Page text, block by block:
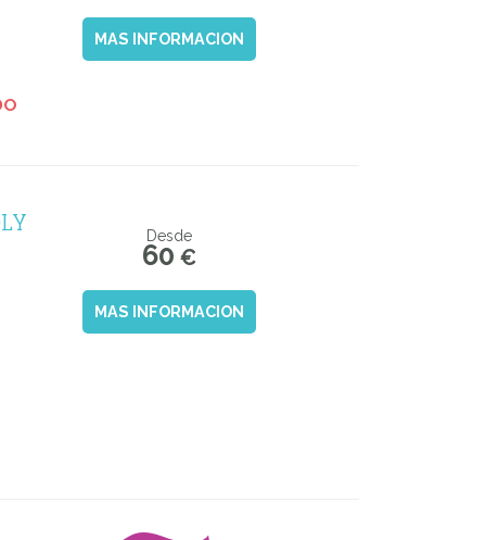
MAS INFORMACION
Desde
60 €
MAS INFORMACION